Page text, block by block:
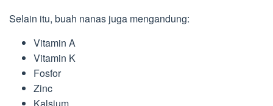
Selain itu, buah nanas juga mengandung:
Vitamin A
Vitamin K
Fosfor
Zinc
Kalsium